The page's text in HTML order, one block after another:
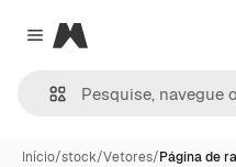
Close menu
Magnific
Início/stock/Vetores/Página de